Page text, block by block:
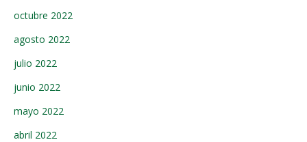
octubre 2022
agosto 2022
julio 2022
junio 2022
mayo 2022
abril 2022